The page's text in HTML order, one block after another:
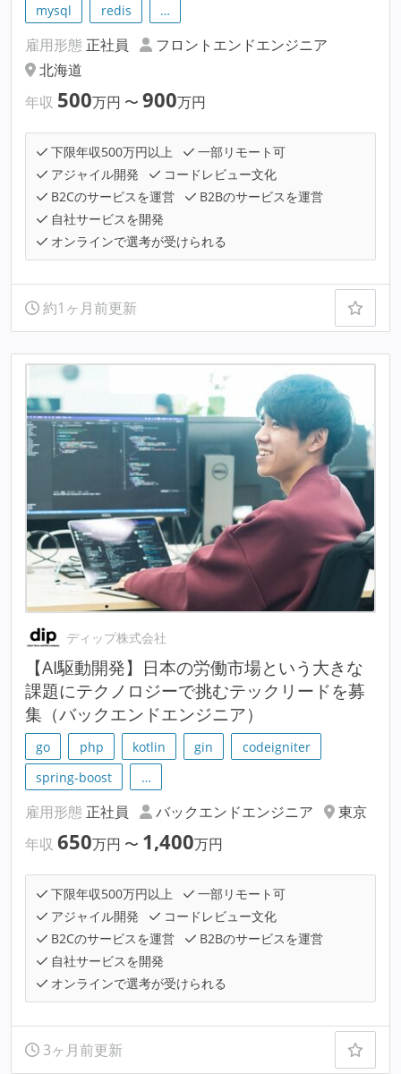
mysql
redis …
雇用形態 正社員
フロントエンドエンジニア
北海道
年収 500万円 〜 900万円
下限年収500万円以上
一部リモート可
アジャイル開発
コードレビュー文化
B2Cのサービスを運営
B2Bのサービスを運営
自社サービスを開発
オンラインで選考が受けられる
約1ヶ月前更新
ディップ株式会社
【AI駆動開発】日本の労働市場という大きな
課題にテクノロジーで挑むテックリードを募
集（バックエンドエンジニア）
go php kotlin gin
codeigniter
spring-boost
…
雇用形態 正社員 バックエンドエンジニア
東京
年収 650万円 〜 1,400万円
下限年収500万円以上
一部リモート可
アジャイル開発
コードレビュー文化
B2Cのサービスを運営
B2Bのサービスを運営
自社サービスを開発
オンラインで選考が受けられる
3ヶ月前更新